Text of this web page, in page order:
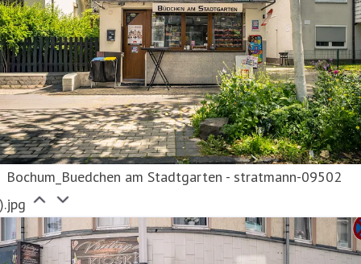
Bochum_Buedchen am Stadtgarten - stratmann-09502